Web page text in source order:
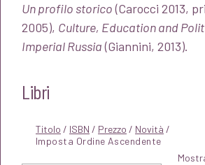
Un profilo storico(Carocci 2013,
2005), Culture, Education and
Imperial Russia(Giannini, 2013).
Libri
Titolo / ISBN / Prezzo / Novità /